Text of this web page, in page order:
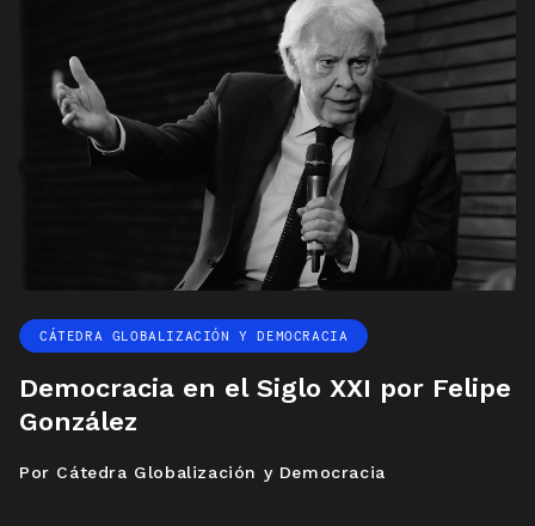
CÁTEDRA GLOBALIZACIÓN Y DEMOCRACIA
Democracia en el Siglo XXI por Felipe
González
Por Cátedra Globalización y Democracia